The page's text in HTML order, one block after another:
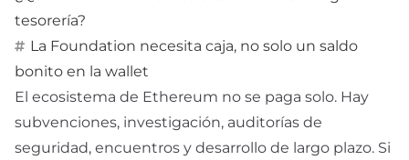
tesorería?
La Foundation necesita caja, no solo un saldo
bonito en la wallet
El ecosistema de Ethereum no se paga solo. Hay
subvenciones, investigación, auditorías de
seguridad, encuentros y desarrollo de largo plazo. Si